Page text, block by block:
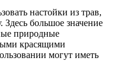
настойки из трав,
большое значение
природные
красящими
могут иметь